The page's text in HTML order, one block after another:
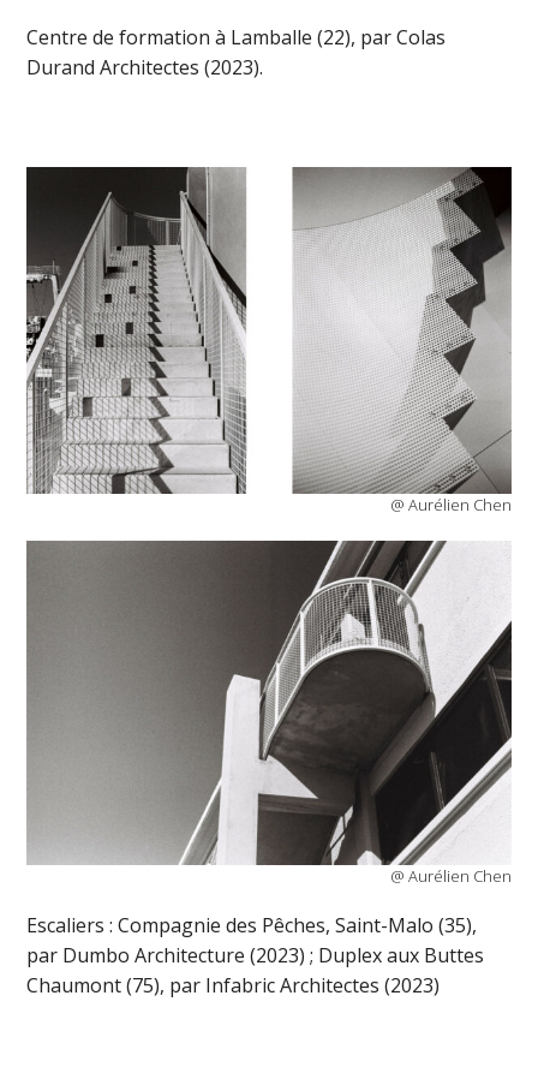
Centre de formation à Lamballe (22), par Colas
Durand Architectes (2023).
@ Aurélien Chen
@ Aurélien Chen
Escaliers : Compagnie des Pêches, Saint-Malo (35),
par Dumbo Architecture (2023) ; Duplex aux Buttes
Chaumont (75), par Infabric Architectes (2023)